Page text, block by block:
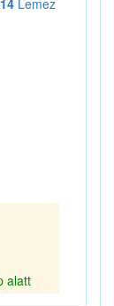
Lemez
alatt